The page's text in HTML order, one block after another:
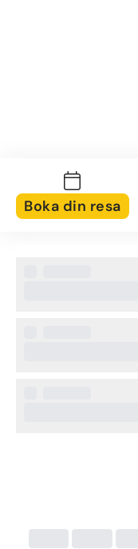
Boka din resa